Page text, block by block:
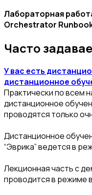
Лабораторная
Orchestrator
Часто
У вас есть
дистанционное
Практически по всем
дистанционное
проводятся только
Дистанционное
“Эврика” ведется в
Лекционная часть с
проводится в режиме